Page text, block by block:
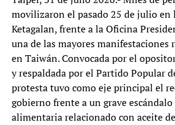
movilizaron el pasado 25 de julio en
Ketagalan, frente a la Oficina
una de las mayores manifestaciones
en Taiwán. Convocada por el
y respaldada por el Partido Popular
protesta tuvo como eje principal el
gobierno frente a un grave escándalo
alimentaria relacionado con aceite